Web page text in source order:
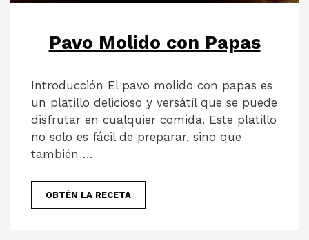
Pavo Molido con Papas
Introducción El pavo molido con papas es
un platillo delicioso y versátil que se puede
disfrutar en cualquier comida. Este platillo
no solo es fácil de preparar, sino que
también …
OBTÉN LA RECETA